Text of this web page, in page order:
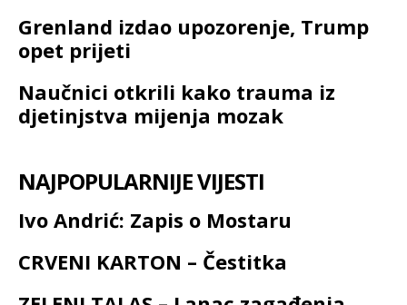
Grenland izdao upozorenje, Trump
opet prijeti
Naučnici otkrili kako trauma iz
djetinjstva mijenja mozak
NAJPOPULARNIJE VIJESTI
Ivo Andrić: Zapis o Mostaru
CRVENI KARTON – Čestitka